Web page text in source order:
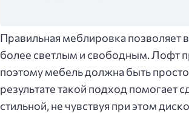
Правильная меблировка позволяет
более светлым и свободным. Лофт
поэтому мебель должна быть
результате такой подход помогает
стильной, не чувствуя при этом